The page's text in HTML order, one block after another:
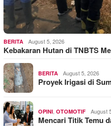
BERITA August 5, 2026
Kebakaran Hutan di TNBTS
BERITA August 5, 2026
Proyek Irigasi di
OPINI OTOMOTIF August
Mencari Titik Temu